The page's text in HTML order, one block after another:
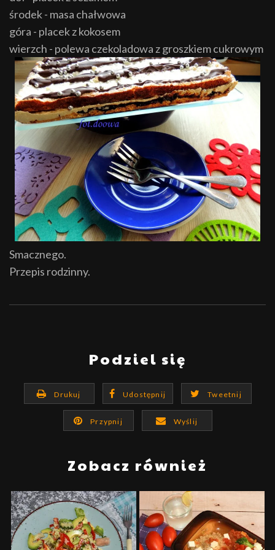
środek - masa chałwowa
góra - placek z kokosem
wierzch - polewa czekoladowa z groszkiem cukrowym
Smacznego.
Przepis rodzinny.
Podziel się
Drukuj Udostępnij Tweetnij
Przypnij Wyślij
Zobacz również